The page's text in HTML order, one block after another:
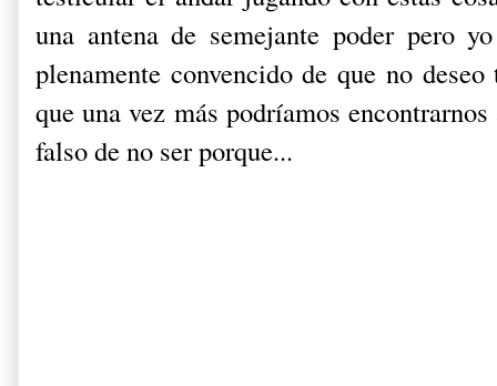
una antena de semejante poder pero
plenamente convencido de que no
que una vez más podríamos
falso de no ser porque...